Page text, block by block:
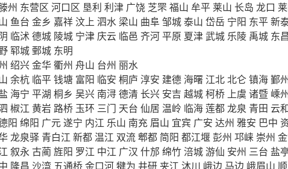
州 东营区 河口区 垦利 利津 广饶 芝罘福山 牟平 莱山 长岛 龙口
鱼台 金乡 嘉祥 汶上 泗水 梁山 曲阜邹城泰山 岱岳 宁阳 东平新
临沭德城 陵城 宁津 庆云 临邑 齐河平原 夏津武城 乐陵 禹城 东
郓城 鄄城 东明
绍兴金华衢州 舟山 台州 丽水
余杭 临平钱塘 富阳 临安 桐庐 淳安 建德 海曙 江北北仑镇海鄞
海宁 平湖 桐乡 吴兴 南浔德清 长兴 安吉 越城柯桥 上虞 诸暨 嵊
椒江 黄岩 路桥 玉环 三门 天台 仙居 温岭 临海莲都龙泉 青田 云
阳 绵阳 广元遂宁 内江 乐山 南充 眉山 宜宾 广安 达州 雅安 巴中
龙泉驿 青白江 新都 温江 双流郫都 简阳 都江堰彭州 邛崃 崇州
叙永古蔺旌阳 罗江 中江 广汉 什邡 绵竹 涪城游仙 安州 三台 盐
隆昌 沙湾 五通桥金口河犍为 井研 夹江 沐川 峨边 马边 峨眉山